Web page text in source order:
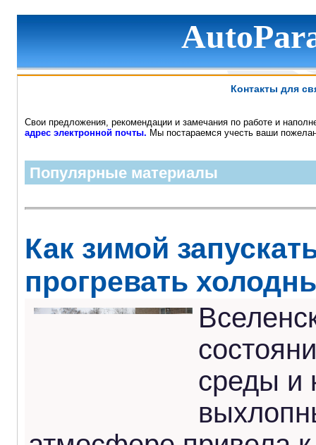
Контакты для
Свои предложения, рекомендации и замечания по работе и
адрес электронной почты. Мы постараемся учесть ваши
Популярные материалы
Как зимой
прогревать
среды и